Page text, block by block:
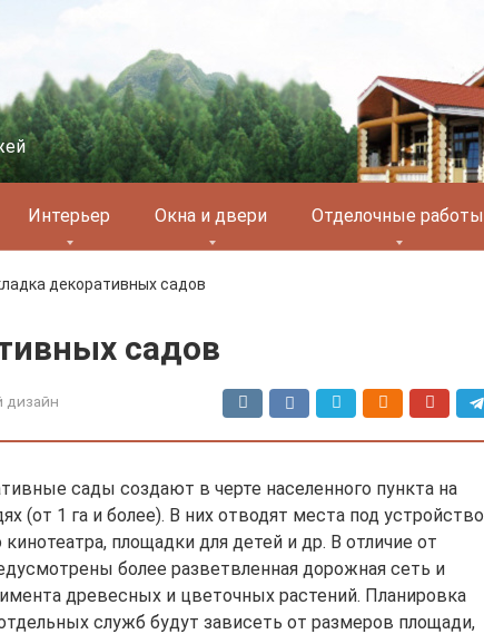
Интерьер Окна и двери Отделочные работы
декоративных садов
садов
сады создают в черте населенного пункта на
(от 1 га и более). В них отводят места под устройство
площадки для детей и др. В отличие от
более разветвленная дорожная сеть и
древесных и цветочных растений. Планировка
служб будут зависеть от размеров площади,